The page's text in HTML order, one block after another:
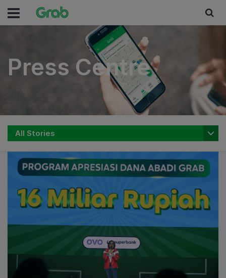
Press Centre
Press Centre
All Stories